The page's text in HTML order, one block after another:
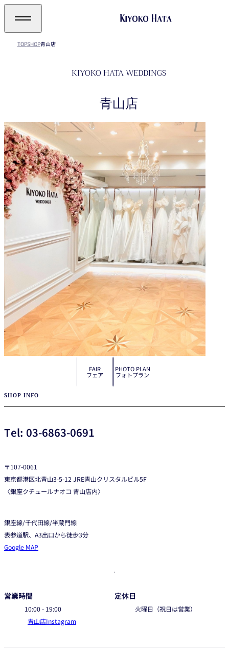
青山店
KIYOKO HATA WEDDINGS
TOPSHOP青山店
FAIR
フェア
PHOTO PLAN
フォトプラン
SHOP INFO
Tel: 03-6863-0691
〒107-0061
東京都港区北青山3-5-12 JRE青山クリスタルビル5F
〈銀座クチュールナオコ 青山店内〉
銀座線/千代田線/半蔵門線
表参道駅、A3出口から徒歩3分
Google MAP
営業時間
10:00 - 19:00
青山店Instagram
定休日
火曜日（祝日は営業）